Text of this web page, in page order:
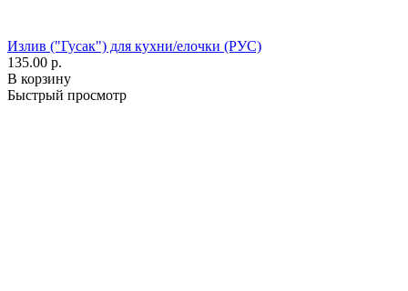
Излив ("Гусак") для кухни/елочки (РУС)
135.00 р.
В корзину
Быстрый просмотр